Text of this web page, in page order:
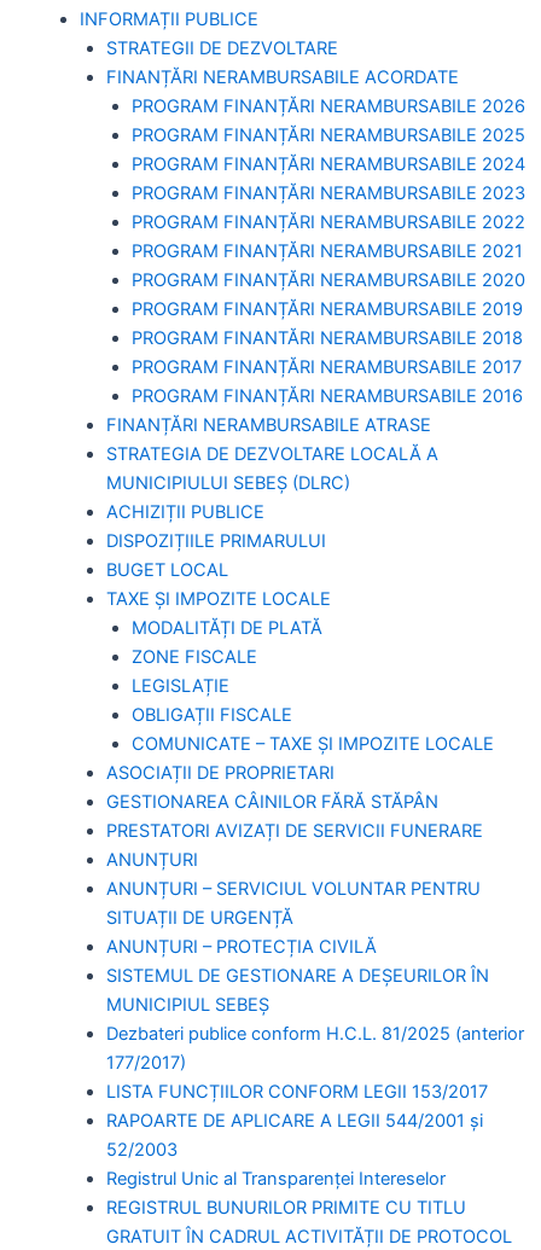
INFORMAȚII PUBLICE
STRATEGII DE DEZVOLTARE
FINANȚĂRI NERAMBURSABILE ACORDATE
PROGRAM FINANȚĂRI NERAMBURSABILE 2026
PROGRAM FINANȚĂRI NERAMBURSABILE 2025
PROGRAM FINANȚĂRI NERAMBURSABILE 2024
PROGRAM FINANȚĂRI NERAMBURSABILE 2023
PROGRAM FINANȚĂRI NERAMBURSABILE 2022
PROGRAM FINANȚĂRI NERAMBURSABILE 2021
PROGRAM FINANȚĂRI NERAMBURSABILE 2020
PROGRAM FINANȚĂRI NERAMBURSABILE 2019
PROGRAM FINANTĂRI NERAMBURSABILE 2018
PROGRAM FINANȚĂRI NERAMBURSABILE 2017
PROGRAM FINANȚĂRI NERAMBURSABILE 2016
FINANȚĂRI NERAMBURSABILE ATRASE
STRATEGIA DE DEZVOLTARE LOCALĂ A
MUNICIPIULUI SEBEȘ (DLRC)
ACHIZIȚII PUBLICE
DISPOZIȚIILE PRIMARULUI
BUGET LOCAL
TAXE ȘI IMPOZITE LOCALE
MODALITĂȚI DE PLATĂ
ZONE FISCALE
LEGISLAȚIE
OBLIGAȚII FISCALE
COMUNICATE – TAXE ȘI IMPOZITE LOCALE
ASOCIAȚII DE PROPRIETARI
GESTIONAREA CÂINILOR FĂRĂ STĂPÂN
PRESTATORI AVIZAȚI DE SERVICII FUNERARE
ANUNȚURI
ANUNȚURI – SERVICIUL VOLUNTAR PENTRU
SITUAȚII DE URGENȚĂ
ANUNȚURI – PROTECȚIA CIVILĂ
SISTEMUL DE GESTIONARE A DEȘEURILOR ÎN
MUNICIPIUL SEBEȘ
Dezbateri publice conform H.C.L. 81/2025 (anterior
177/2017)
LISTA FUNCȚIILOR CONFORM LEGII 153/2017
RAPOARTE DE APLICARE A LEGII 544/2001 și
52/2003
Registrul Unic al Transparenței Intereselor
REGISTRUL BUNURILOR PRIMITE CU TITLU
GRATUIT ÎN CADRUL ACTIVITĂȚII DE PROTOCOL